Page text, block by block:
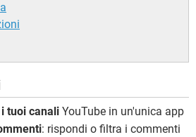
tuoi canali YouTube in un'unica app
: rispondi o filtra i commenti